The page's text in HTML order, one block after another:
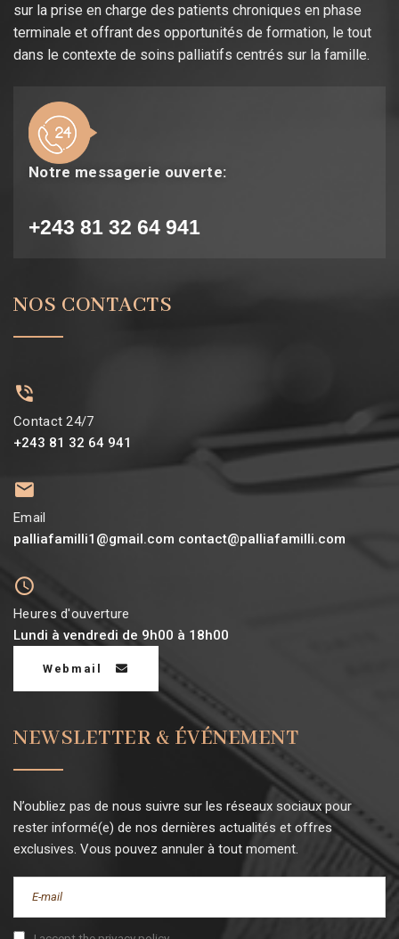
sur la prise en charge des patients chroniques en phase
terminale et offrant des opportunités de formation, le tout
dans le contexte de soins palliatifs centrés sur la famille.
Notre messagerie ouverte:
+243 81 32 64 941
NOS CONTACTS
Contact 24/7
+243 81 32 64 941
Email
palliafamilli1@gmail.com contact@palliafamilli.com
Heures d'ouverture
Lundi à vendredi de 9h00 à 18h00
Webmail
NEWSLETTER & ÉVÉNEMENT
N’oubliez pas de nous suivre sur les réseaux sociaux pour
rester informé(e) de nos dernières actualités et offres
exclusives. Vous pouvez annuler à tout moment.